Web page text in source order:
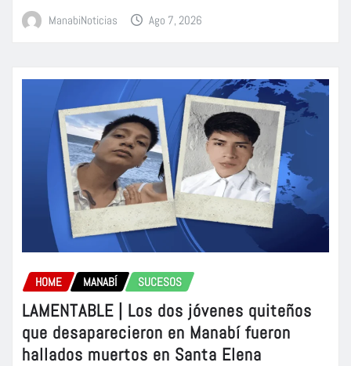
ManabiNoticias Ago 7, 2026
HOME MANABÍ SUCESOS
LAMENTABLE | Los dos jóvenes quiteños
que desaparecieron en Manabí fueron
hallados muertos en Santa Elena